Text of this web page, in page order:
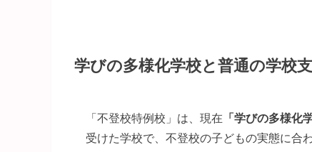
学びの多様化学校と普通の学校
「不登校特例校」は、現在 「学びの多様化
受けた学校で、不登校の子どもの実態に合